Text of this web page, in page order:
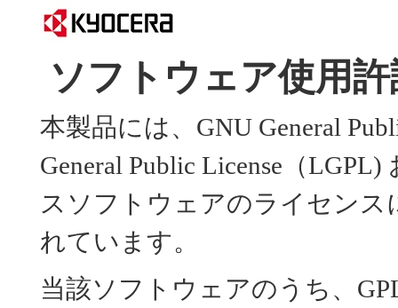
ソフトウェア使用
本製品には、GNU General
General Public License（
スソフトウェアのライセン
れています。
当該ソフトウェアのうち、